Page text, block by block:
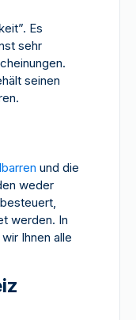
Es
sehr
seinen
und die
weder
werden. In
Ihnen alle